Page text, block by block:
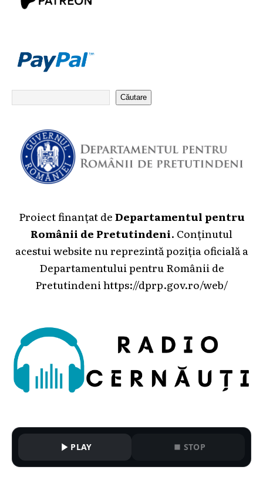
Căutare
Proiect finanțat deDepartamentul pentru
Românii de Pretutindeni. Conținutul
acestui website nu reprezintă poziția oficială a
Departamentului pentru Românii de
Pretutindeni https://dprp.gov.ro/web/
PLAY STOP